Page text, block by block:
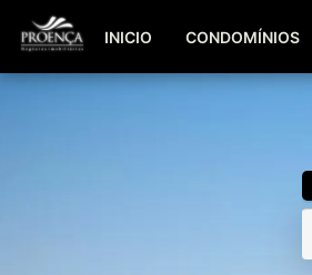
INICIO CONDOMÍNIOS